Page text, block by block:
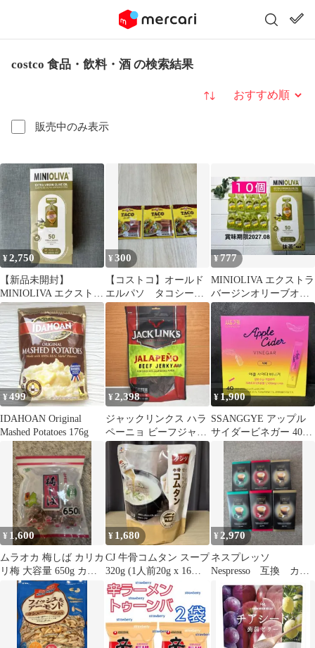
costco 食品・飲料・酒 の検索結果
販売中のみ表示
並び替え
¥2,750
【新品未開封】
MINIOLIVA エクストラ
バージン オリーブオイ
ル 50個
¥300
【コストコ】オールド
エルパソ タコシーズ
ニング30g［個数変更
可］
¥777
MINIOLIVA エクストラ
バージンオリーブオイ
ル 14ml 10個 コストコ
¥499
IDAHOAN Original
Mashed Potatoes 176g
¥2,398
ジャックリンクス ハラ
ペーニョ ビーフジャー
キー 300g コストコ
¥ 1,900
SSANGGYE アップル
サイダービネガー 40
本 韓国 リンゴ酢
¥ 1,600
ムラオカ 梅しば カリカ
リ梅 大容量 650g カリ
カリ梅
¥ 1,680
CJ 牛骨コムタン スープ
320g (1人前20g x 16個
入り） 韓国
¥2,970
ネスプレッソ
Nespresso 互換 カフ
ィタリー 60個